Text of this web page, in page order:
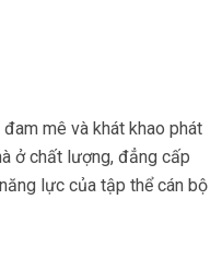
mê và khát khao phát
ở chất lượng, đẳng cấp
lực của tập thể cán bộ